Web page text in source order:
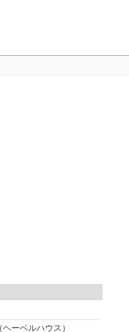
ーベルハウス）